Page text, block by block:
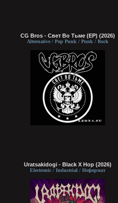
CG Bros - Свет Во Тьме (EP) (2026)
Alternative / Pop Punk / Punk / Rock
Uratsakidogi - Black X Hop (2026)
Electronic / Industrial / Неформат